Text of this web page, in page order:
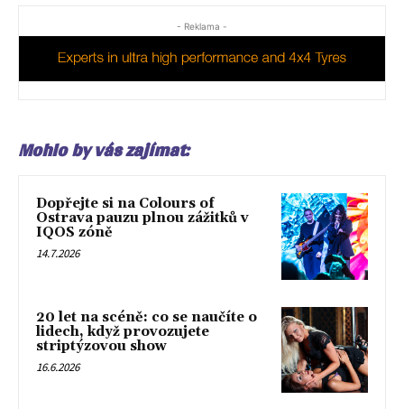
- Reklama -
Mohlo by vás zajímat:
Dopřejte si na Colours of
Ostrava pauzu plnou zážitků v
IQOS zóně
14.7.2026
20 let na scéně: co se naučíte o
lidech, když provozujete
striptýzovou show
16.6.2026